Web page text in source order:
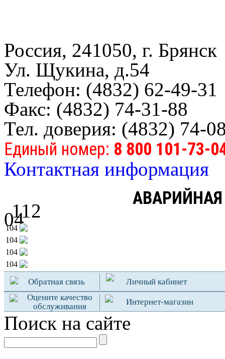
Россия, 241050, г. Брянск
Ул. Щукина, д.54
Телефон: (4832) 62-49-31
Факс: (4832) 74-31-88
Тел. доверия: (4832) 74-
Единый номер: 8 800 101-73-
Контактная информация
04
112
104
104
104
104
Обратная связь
Личный кабинет
Оцените качество
обслуживания
Интернет-магазин
Поиск на сайте